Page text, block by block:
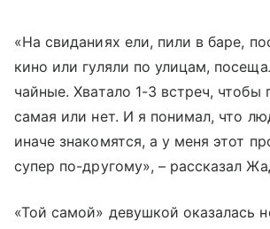
«На свиданиях ели, пили в баре,
кино или гуляли по улицам,
чайные. Хватало 1-3 встреч, чтобы
самая или нет. И я понимал, что
иначе знакомятся, а у меня этот
супер по-другому», – рассказал
«Той самой» девушкой оказалась